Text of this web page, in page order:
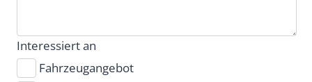
Interessiert an
Fahrzeugangebot